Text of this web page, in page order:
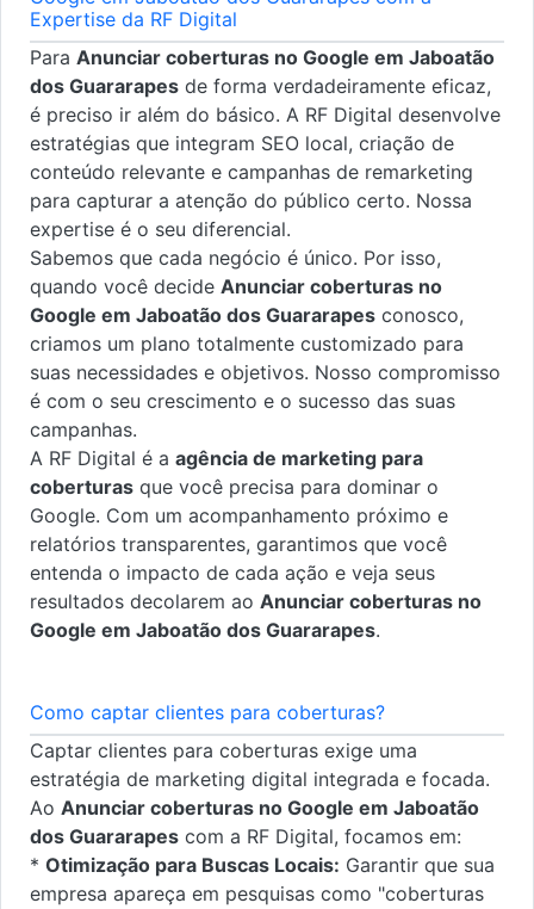
Expertise da RF Digital
Para Anunciar coberturas no Google em Jaboatão
dos Guararapes de forma verdadeiramente eficaz,
é preciso ir além do básico. A RF Digital desenvolve
estratégias que integram SEO local, criação de
conteúdo relevante e campanhas de remarketing
para capturar a atenção do público certo. Nossa
expertise é o seu diferencial.
Sabemos que cada negócio é único. Por isso,
quando você decide Anunciar coberturas no
Google em Jaboatão dos Guararapes conosco,
criamos um plano totalmente customizado para
suas necessidades e objetivos. Nosso compromisso
é com o seu crescimento e o sucesso das suas
campanhas.
A RF Digital é a agência de marketing para
coberturas que você precisa para dominar o
Google. Com um acompanhamento próximo e
relatórios transparentes, garantimos que você
entenda o impacto de cada ação e veja seus
resultados decolarem ao Anunciar coberturas no
Google em Jaboatão dos Guararapes.
Como captar clientes para coberturas?
Captar clientes para coberturas exige uma
estratégia de marketing digital integrada e focada.
Ao Anunciar coberturas no Google em Jaboatão
dos Guararapes com a RF Digital, focamos em:
* Otimização para Buscas Locais: Garantir que sua
empresa apareça em pesquisas como "coberturas